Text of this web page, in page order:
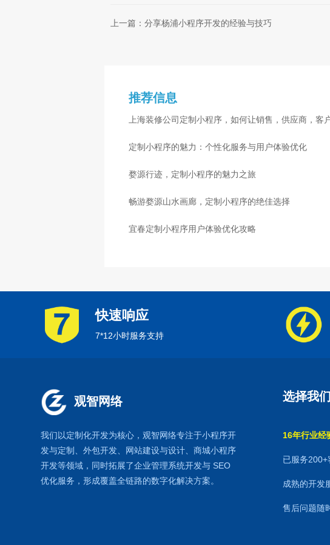
上一篇：分享杨浦小程序开发的经验与技巧
推荐信息
上海装修公司定制小程序，如何让销售，供应商，客
定制小程序的魅力：个性化服务与用户体验优化
婺源行迹，定制小程序的魅力之旅
畅游婺源山水画廊，定制小程序的绝佳选择
宜春定制小程序用户体验优化攻略
快速响应
7*12小时服务支持
观智网络
我们以定制化开发为核心，观智网络专注于小程序开
发与定制、外包开发、 网站建设与设计、商城小程序
开发等领域，同时拓展了企业管理系统开发与 SEO
优化服务，形成覆盖全链路的数字化解决方案。
选择我
16年行业经
已服务200+
成熟的开发
售后问题随